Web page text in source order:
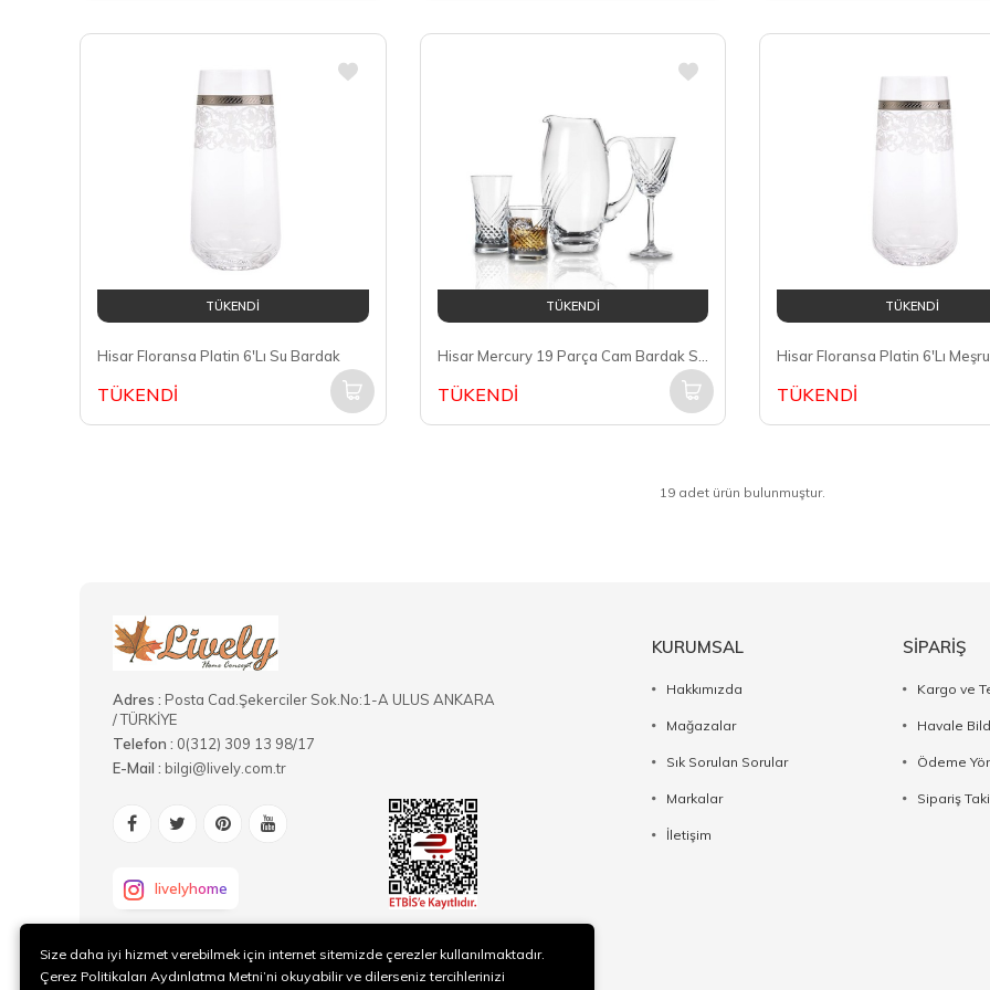
TÜKENDİ
Hisar Floransa Platin 6'Lı Su Bardak
TÜKENDİ
TÜKENDİ
TÜKENDİ
TÜKENDİ
TÜKENDİ
19 adet ürün bulunmuştur.
Adres : Posta Cad.Şekerciler Sok.No:1-A ULUS ANKARA
/ TÜRKİYE
Telefon : 0(312) 309 13 98/17
E-Mail : bilgi@lively.com.tr
livelyhome
KURUMSAL
Hakkımızda
Mağazalar
Sık Sorulan Sorular
Markalar
İletişim
SİPARİŞ
Kargo ve
Havale
Ödeme
Sipariş
Size daha iyi hizmet verebilmek için internet sitemizde çerezler kullanılmaktadır.
Çerez Politikaları Aydınlatma Metni’ni okuyabilir ve dilerseniz tercihlerinizi